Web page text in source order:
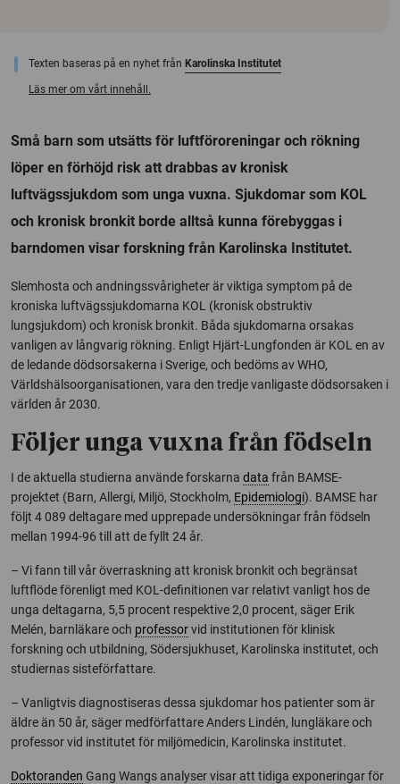
Texten baseras på en nyhet från Karolinska Institutet
Läs mer om vårt innehåll.
Små barn som utsätts för luftföroreningar och rökning
löper en förhöjd risk att drabbas av kronisk
luftvägssjukdom som unga vuxna. Sjukdomar som KOL
och kronisk bronkit borde alltså kunna förebyggas i
barndomen visar forskning från Karolinska Institutet.
Slemhosta och andningssvårigheter är viktiga symptom på de
kroniska luftvägssjukdomarna KOL (kronisk obstruktiv
lungsjukdom) och kronisk bronkit. Båda sjukdomarna orsakas
vanligen av långvarig rökning. Enligt Hjärt-Lungfonden är KOL en av
de ledande dödsorsakerna i Sverige, och bedöms av WHO,
Världshälsoorganisationen, vara den tredje vanligaste dödsorsaken i
världen år 2030.
Följer unga vuxna från födseln
I de aktuella studierna använde forskarna data från BAMSE-
projektet (Barn, Allergi, Miljö, Stockholm, Epidemiologi). BAMSE har
följt 4 089 deltagare med upprepade undersökningar från födseln
mellan 1994-96 till att de fyllt 24 år.
– Vi fann till vår överraskning att kronisk bronkit och begränsat
luftflöde förenligt med KOL-definitionen var relativt vanligt hos de
unga deltagarna, 5,5 procent respektive 2,0 procent, säger Erik
Melén, barnläkare och professorvid institutionen för klinisk
forskning och utbildning, Södersjukhuset, Karolinska institutet, och
studiernas sisteförfattare.
– Vanligtvis diagnostiseras dessa sjukdomar hos patienter som är
äldre än 50 år, säger medförfattare Anders Lindén, lungläkare och
professor vid institutet för miljömedicin, Karolinska institutet.
Doktoranden Gang Wangs analyser visar att tidiga exponeringar för